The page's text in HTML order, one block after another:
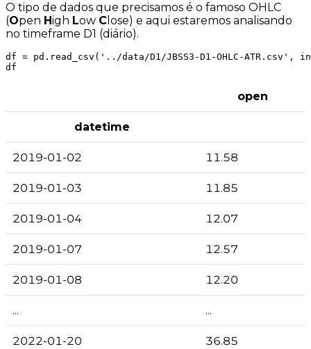
O tipo de dados que precisamos é o famoso OHLC
(Open High Low C lose) e aqui estaremos analisando
no timeframe D1 (diário).
df = pd.read_csv('../data/D1/JBSS3-D1-OHLC-ATR.csv',
open
datetime
2019-01-02 11.58
2019-01-03 11.85
2019-01-04 12.07
2019-01-07 12.57
2019-01-08 12.20
... ...
2022-01-20 36.85